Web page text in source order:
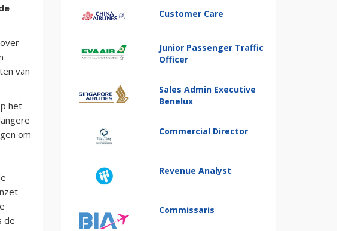
van
het
om
de
Customer Care
Junior Passenger Traffic
Officer
Sales Admin Executive
Benelux
Commercial Director
Revenue Analyst
Commissaris